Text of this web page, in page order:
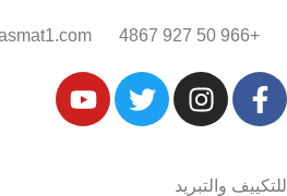
+966 50 927 4867‎‏
للتكييف والتبريد